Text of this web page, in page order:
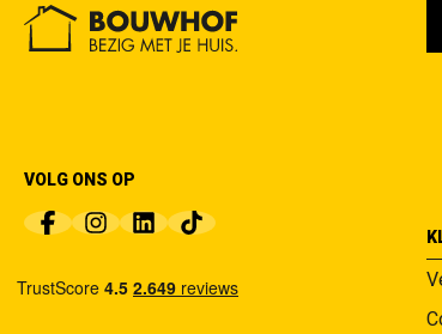
VOLG ONS OP